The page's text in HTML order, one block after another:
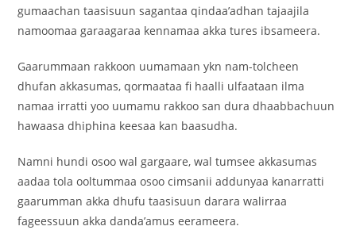
gumaachan taasisuun sagantaa qindaa’adhan tajaajila
namoomaa garaagaraa kennamaa akka tures ibsameera.
Gaarummaan rakkoon uumamaan ykn nam-tolcheen
dhufan akkasumas, qormaataa fi haalli ulfaataan ilma
namaa irratti yoo uumamu rakkoo san dura dhaabbachuun
hawaasa dhiphina keesaa kan baasudha.
Namni hundi osoo wal gargaare, wal tumsee akkasumas
aadaa tola ooltummaa osoo cimsanii addunyaa kanarratti
gaarumman akka dhufu taasisuun darara walirraa
fageessuun akka danda’amus eerameera.